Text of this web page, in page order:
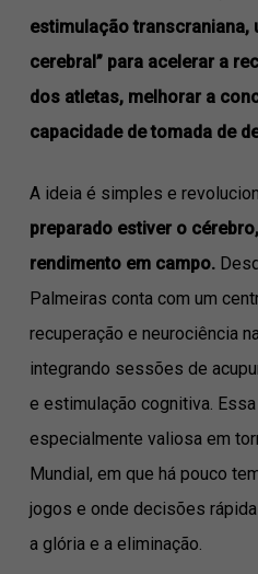
estimulação transcraniana,
cerebral” para acelerar a
dos atletas, melhorar a
capacidade de tomada de
A ideia é simples e
preparado estiver o
rendimento em campo.
Palmeiras conta com um
recuperação e neurociência
integrando sessões de
e estimulação cognitiva.
especialmente valiosa em
Mundial, em que há pouco
jogos e onde decisões
a glória e a eliminação.